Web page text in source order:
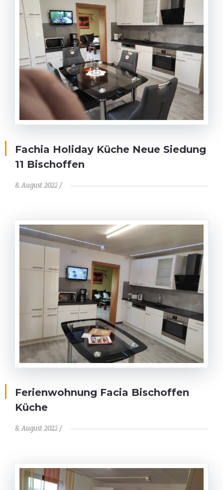
Fachia Holiday Küche Neue Siedung
11 Bischoffen
8. August 2022
Ferienwohnung Facia Bischoffen
Küche
8. August 2022